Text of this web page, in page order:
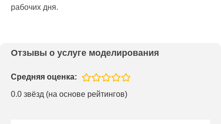
рабочих дня.
Отзывы о услуге моделирования
Средняя оценка:
0.0 звёзд (на основе рейтингов)